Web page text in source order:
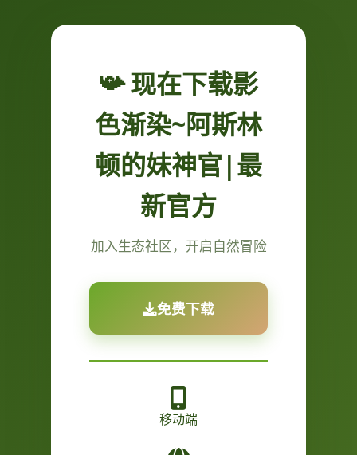
📯 现在下载影
色渐染~阿斯林
顿的妹神官|最
新官方
加入生态社区，开启自然冒险
免费下载
移动端